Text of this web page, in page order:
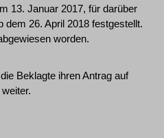
13. Januar 2017, für darüber
dem 26. April 2018 festgestellt.
worden.
Beklagte ihren Antrag auf